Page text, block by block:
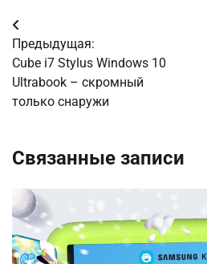
Навигация
по
записям
Предыдущая:
Cube i7 Stylus Windows 10
Ultrabook – скромный
только снаружи
Связанные записи